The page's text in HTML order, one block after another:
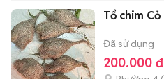
Tổ chim
Đã sử dụng
200.000 đ